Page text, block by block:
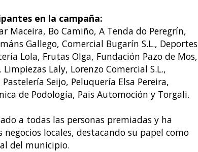
en la campaña:
Maceira, Bo Camiño, A Tenda do Peregrín,
Gallego, Comercial Bugarín S.L., Deportes
Lola, Frutas Olga, Fundación Pazo de Mos,
Laly, Lorenzo Comercial S.L.,
Seijo, Peluquería Elsa Pereira,
de Podología, Pais Automoción y Torgali.
a todas las personas premiadas y ha
locales, destacando su papel como
del municipio.